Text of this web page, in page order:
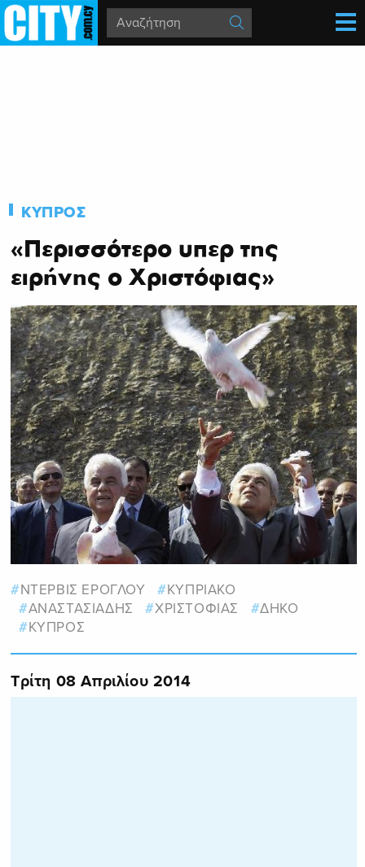
ΚΥΠΡΟΣ
«Περισσότερο υπερ της
ειρήνης ο Χριστόφιας»
ΝΤΕΡΒΙΣ ΕΡΟΓΛΟΥ
ΚΥΠΡΙΑΚΟ
ΑΝΑΣΤΑΣΙΑΔΗΣ
ΧΡΙΣΤΟΦΙΑΣ
ΔΗΚΟ
ΚΥΠΡΟΣ
Τρίτη 08 Απριλίου 2014